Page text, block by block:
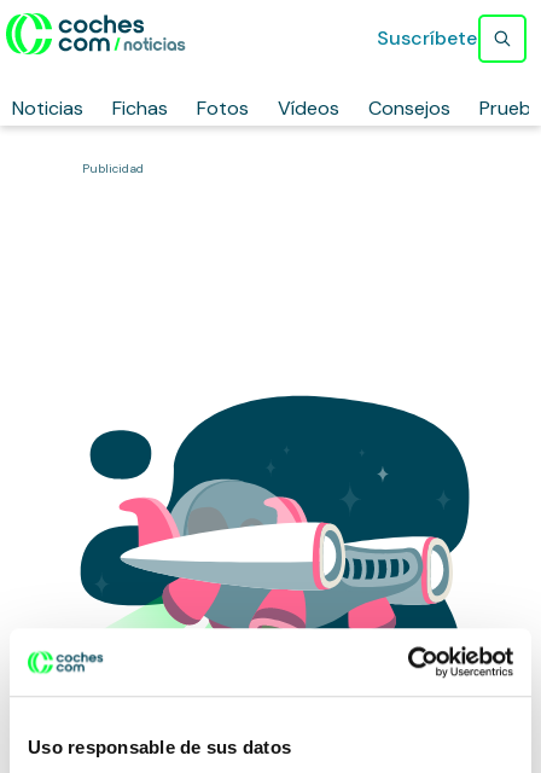
Uso responsable de sus datos
Noticias Fichas Fotos Vídeos Consejos
Suscríbete
Publicidad